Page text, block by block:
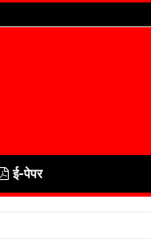
ई-पेपर